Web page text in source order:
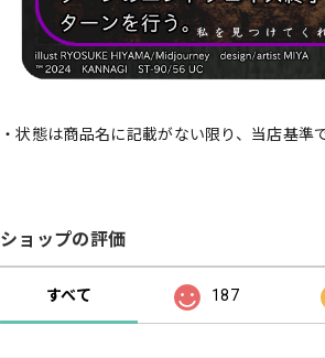
・状態は商品名に記載がない限り、当店基準
ショップの評価
すべて 187